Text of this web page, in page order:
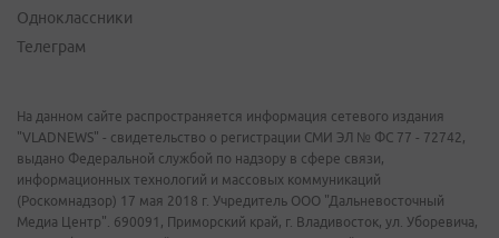
Одноклассники
Телеграм
На данном сайте распространяется информация сетевого издания
"VLADNEWS" - свидетельство о регистрации СМИ ЭЛ № ФС 77 - 72742,
выдано Федеральной службой по надзору в сфере связи,
информационных технологий и массовых коммуникаций
(Роскомнадзор) 17 мая 2018 г. Учредитель ООО "Дальневосточный
Медиа Центр". 690091, Приморский край, г. Владивосток, ул. Уборевича,